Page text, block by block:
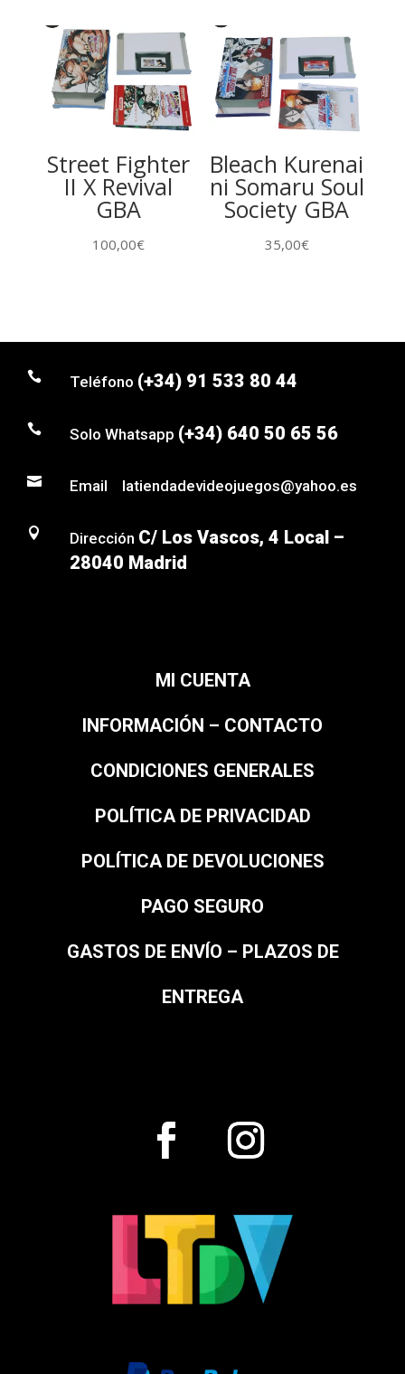
Street Fighter
II X Revival
GBA
100,00€
Bleach Kurenai
ni Somaru Soul
Society GBA
35,00€
 Teléfono (+34) 91 533 80 44
 Solo Whatsapp (+34) 640 50 65 56
 Email latiendadevideojuegos@yahoo.es
 Dirección C/ Los Vascos, 4 Local –
28040 Madrid
MI CUENTA
INFORMACIÓN – CONTACTO
CONDICIONES GENERALES
POLÍTICA DE PRIVACIDAD
POLÍTICA DE DEVOLUCIONES
PAGO SEGURO
GASTOS DE ENVÍO – PLAZOS DE
ENTREGA